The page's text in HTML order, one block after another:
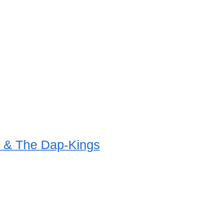
The Dap-Kings